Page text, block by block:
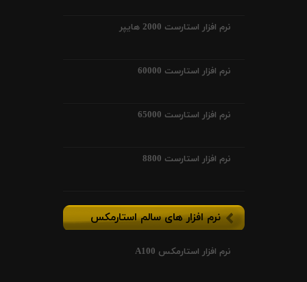
نرم افزار استارست 2000 هایپر
نرم افزار استارست 60000
نرم افزار استارست 65000
نرم افزار استارست 8800
نرم افزار های سالم استارمکس
نرم افزار استارمکس A100